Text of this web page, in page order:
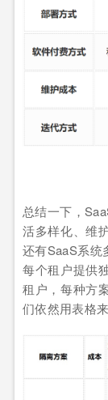
总结一下，
活多样化、维
还有SaaS系统
每个租户提供
租户，每种方
们依然用表格